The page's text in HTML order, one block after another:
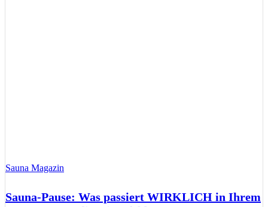
Sauna Magazin
Sauna-Pause: Was passiert WIRKLICH in Ihrem